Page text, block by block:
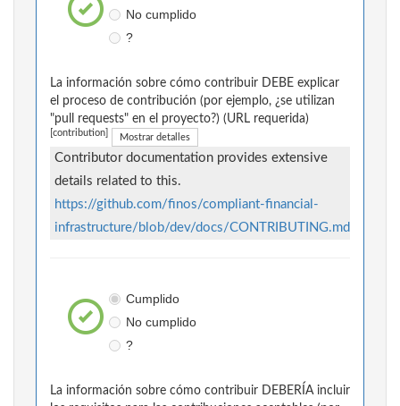
No cumplido
?
La información sobre cómo contribuir DEBE explicar
el proceso de contribución (por ejemplo, ¿se utilizan
"pull requests" en el proyecto?) (URL requerida)
[contribution] Mostrar detalles
Contributor documentation provides extensive
details related to this.
https://github.com/finos/compliant-financial-
infrastructure/blob/dev/docs/CONTRIBUTING.md
Cumplido
No cumplido
?
La información sobre cómo contribuir DEBERÍA incluir